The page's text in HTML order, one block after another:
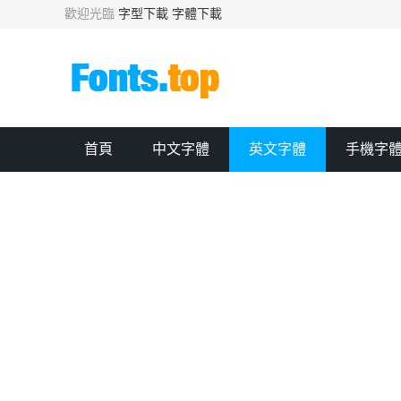
歡迎光臨 字型下載 字體下載
首頁 中文字體 英文字體 手機字